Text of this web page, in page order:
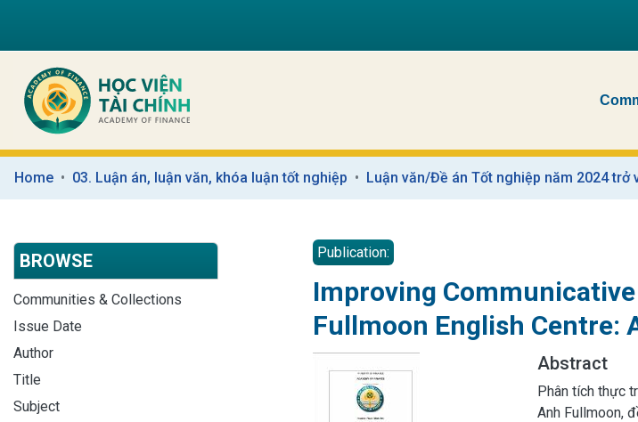
Home 03. Luận án, luận văn, khóa luận tốt nghiệp Luận văn/Đề án Tốt nghiệp năm 2024 trở
BROWSE
Communities & Collections
Issue Date
Author
Title
Subject
Publication:
Improving
Fullmoon English Centre:
Abstract
Phân tích thực
Anh Fullmoon,